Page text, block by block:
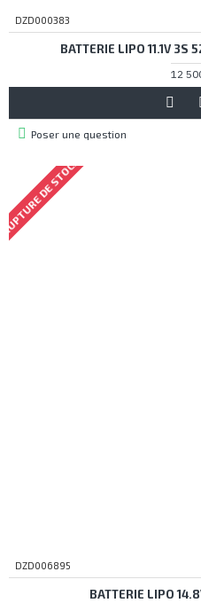
DZD000383
BATTERIE LIPO 11.1V
12
Poser une question
DE STOCK
DZD006895
BATTERIE LIPO